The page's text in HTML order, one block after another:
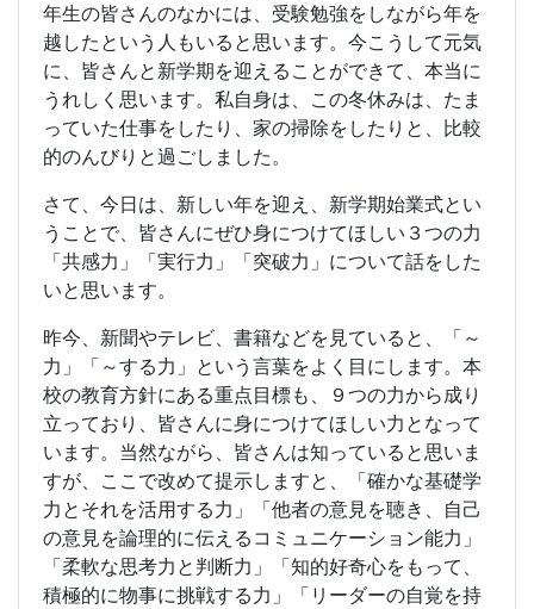
年生の皆さんのなかには、受験勉強をしながら年を
越したという人もいると思います。今こうして元気
に、皆さんと新学期を迎えることができて、本当に
うれしく思います。私自身は、この冬休みは、たま
っていた仕事をしたり、家の掃除をしたりと、比較
的のんびりと過ごしました。
さて、今日は、新しい年を迎え、新学期始業式とい
うことで、皆さんにぜひ身につけてほしい３つの力
「共感力」「実行力」「突破力」について話をした
いと思います。
昨今、新聞やテレビ、書籍などを見ていると、「～
力」「～する力」という言葉をよく目にします。本
校の教育方針にある重点目標も、９つの力から成り
立っており、皆さんに身につけてほしい力となって
います。当然ながら、皆さんは知っていると思いま
すが、ここで改めて提示しますと、「確かな基礎学
力とそれを活用する力」「他者の意見を聴き、自己
の意見を論理的に伝えるコミュニケーション能力」
「柔軟な思考力と判断力」「知的好奇心をもって、
積極的に物事に挑戦する力」「リーダーの自覚を持